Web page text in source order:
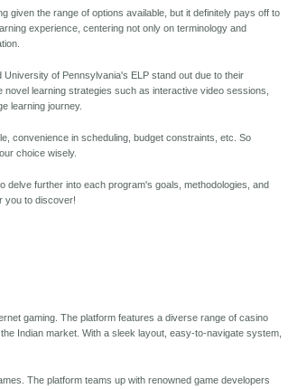
given the range of options available, but it definitely pays off to
experience, centering not only on terminology and
of Pennsylvania's ELP stand out due to their
learning strategies such as interactive video sessions,
learning journey.
convenience in scheduling, budget constraints, etc. So
choice wisely.
delve further into each program's goals, methodologies, and
you to discover!
gaming. The platform features a diverse range of casino
Indian market. With a sleek layout, easy-to-navigate system,
The platform teams up with renowned game developers